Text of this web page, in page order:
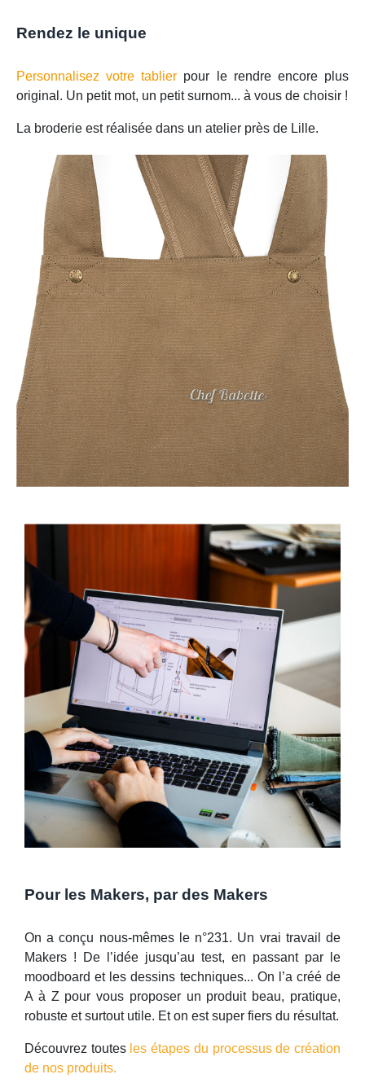
Rendez le unique
Personnalisez votre tablier pour le rendre encore plus
original. Un petit mot, un petit surnom... à vous de choisir !
La broderie est réalisée dans un atelier près de Lille.
Pour les Makers, par des Makers
On a conçu nous-mêmes le n°231. Un vrai travail de
Makers ! De l’idée jusqu’au test, en passant par le
moodboard et les dessins techniques... On l’a créé de
A à Z pour vous proposer un produit beau, pratique,
robuste et surtout utile. Et on est super fiers du résultat.
Découvrez toutes les étapes du processus de création
de nos produits.